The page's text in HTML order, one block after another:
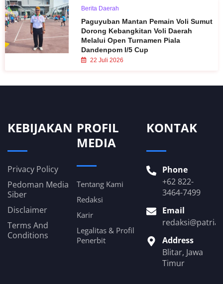
Berita Daerah
Paguyuban Mantan Pemain Voli Sumut
Dorong Kebangkitan Voli Daerah
Melalui Open Turnamen Piala
Dandenpom I/5 Cup
22 Juli 2026
KEBIJAKAN
Privacy Policy
Pedoman Media
Siber
Disclaimer
Terms And
Conditions
PROFIL
MEDIA
Tentang Kami
Redaksi
Karir
Legalitas & Profil
Penerbit
KONTAK
Phone
+62 822-
3464-7499
Email
Address
Blitar, Jawa
Timur